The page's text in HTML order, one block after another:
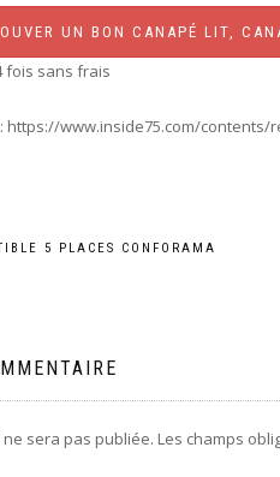
UN BON CANAPÉ LIT,
fois sans frais
https://www.inside75.com/
5 PLACES CONFORAMA
sera pas publiée. Les champs